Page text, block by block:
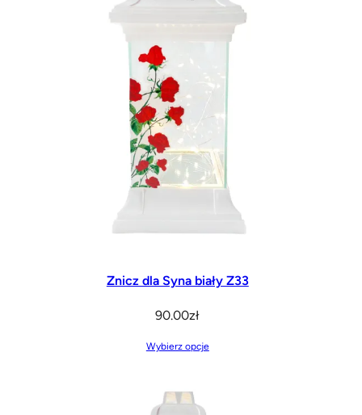
Znicz dla Syna biały Z33
90.00zł
Wybierz opcje